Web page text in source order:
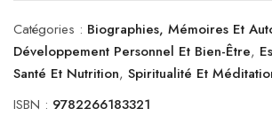
Catégories : Biographies, Mémoires Et
Développement Personnel Et Bien-Être,
Santé Et Nutrition, Spiritualité Et
ISBN : 9782266183321